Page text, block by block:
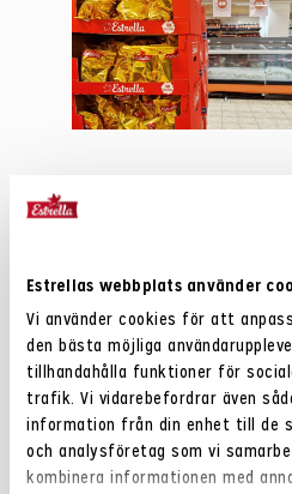
Estrellas webbplats använder
Vi använder cookies för att
den bästa möjliga
tillhandahålla funktioner för
trafik. Vi vidarebefordrar även
information från din enhet till de
och analysföretag som vi
kombinera informationen med
Vinnarna i